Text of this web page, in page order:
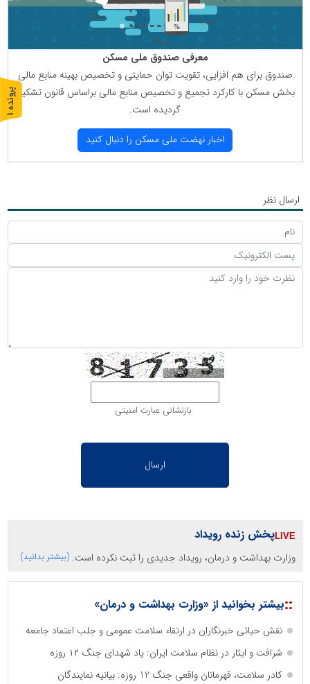
معرفی صندوق ملی مسكن
صندوق برای هم افزایی، تقویت توان حمایتی و تخصیص بهینه منابع مالی
بخش مسكن با كاركرد تجمیع و تخصیص منابع مالی براساس قانون تشكیل
گردیده است.
اخبار نهضت ملی مسكن را دنبال كنید
ارسال نظر
بازنشانی عبارت امنیتی
پخش زنده رویداد
وزارت بهداشت و درمان، رویداد جدیدی را ثبت نکرده است. (بیشتر بدانید)
::بیشتر بخوانید از «وزارت بهداشت و درمان»
نقش حیاتی خبرنگاران در ارتقاء سلامت عمومی و جلب اعتماد جامعه
شرافت و ایثار در نظام سلامت ایران: یاد شهدای جنگ ۱۲ روزه
کادر سلامت، قهرمانان واقعی جنگ 12 روزه: بیانیه نمایندگان
پ
ر
و
ن
د
ه
1